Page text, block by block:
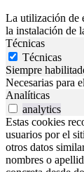
La utilización de
la instalación de
Técnicas
Técnicas
Siempre
Necesarias para
Analíticas
analytics
Estas cookies
usuarios por el
otros datos
nombres o